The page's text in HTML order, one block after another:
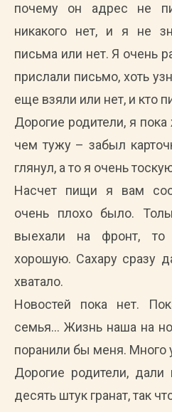
почему он адрес не
никакого нет, и я не
письма или нет. Я очень
прислали письмо, хоть
еще взяли или нет, и кто
Дорогие родители, я
чем тужу – забыл
глянул, а то я очень
Насчет пищи я вам
очень плохо было.
выехали на фронт, то
хорошую. Сахару сразу
хватало.
Новостей пока нет.
семья… Жизнь наша на
поранили бы меня. Много
Дорогие родители,
десять штук гранат, так